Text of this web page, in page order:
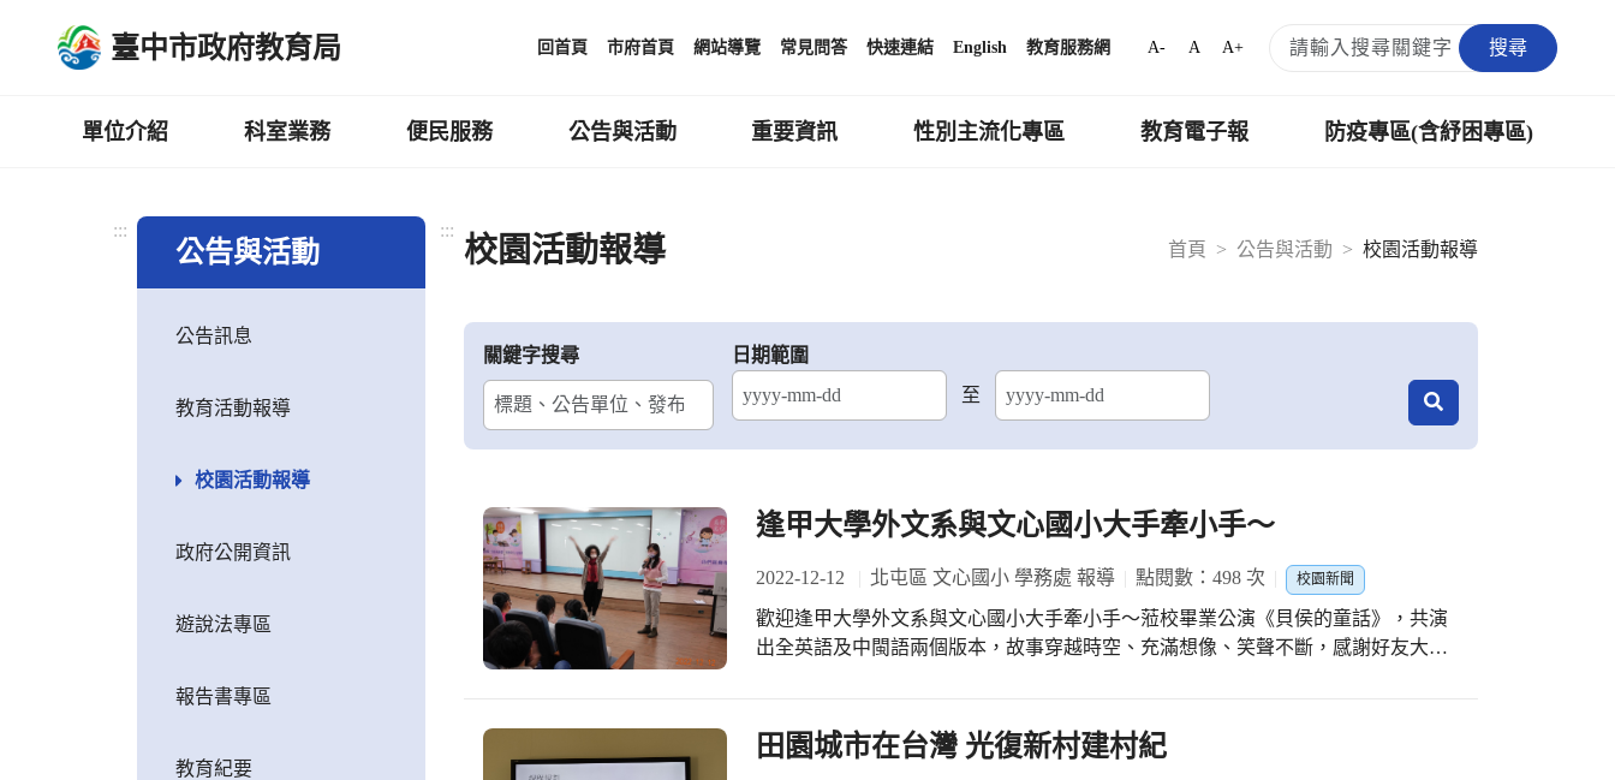
臺中市政府教育局 回首頁 市府首頁 網站導覽 常見問答 快速連結 English 教育服務網 A- A A+ 搜尋
單位介紹 科室業務 便民服務 公告與活動 重要資訊 性別主流化專區 教育電子報 防疫專區(含紓困專區)
:::
公告與活動
公告訊息
教育活動報導
校園活動報導
政府公開資訊
遊說法專區
報告書專區
教育紀要
:::
首頁
公告與活動 校園活動報導
校園活動報導
關鍵字搜尋
日期範圍
至
結束日期
逢甲大學外文系與文心國小大手牽小手～
2022-12-12 北屯區 文心國小 學務處 報導 點閱數：498 次 校園新聞
歡迎逢甲大學外文系與文心國小大手牽小手～蒞校畢業公演《貝侯的童話》，共演
出全英語及中閩語兩個版本，故事穿越時空、充滿想像、笑聲不斷，感謝好友大開
田園城市在台灣 光復新村建村紀